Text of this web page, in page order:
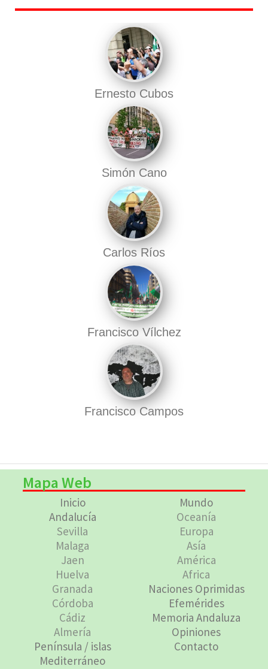
Ernesto Cubos
Simón Cano
Carlos Ríos
Francisco Vílchez
Francisco Campos
Mapa Web
Inicio
Andalucía
Sevilla
Malaga
Jaen
Huelva
Granada
Córdoba
Cádiz
Almería
Península / islas
Mediterráneo
Mundo
Oceanía
Europa
Asía
América
Africa
Naciones Oprimidas
Efemérides
Memoria Andaluza
Opiniones
Contacto